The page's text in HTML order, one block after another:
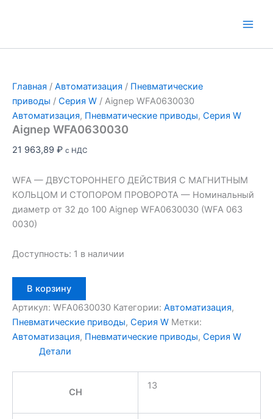
Главная / Автоматизация / Пневматические
приводы / Серия W / Aignep WFA0630030
Автоматизация, Пневматические приводы, Серия W
Aignep WFA0630030
21 963,89 ₽ с НДС
WFA — ДВУСТОРОННЕГО ДЕЙСТВИЯ С МАГНИТНЫМ
КОЛЬЦОМ И СТОПОРОМ ПРОВОРОТА — Номинальный
диаметр от 32 до 100 Aignep WFA0630030 (WFA 063
0030)
Доступность: 1 в наличии
товара
Aignep
WFA0630030
В корзину
Артикул: WFA0630030 Категории: Автоматизация,
Пневматические приводы, Серия W Метки:
Автоматизация, Пневматические приводы, Серия W
Детали
CH
13